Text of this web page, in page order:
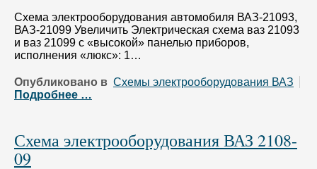
Схема электрооборудования автомобиля ВАЗ-21093,
ВАЗ-21099 Увеличить Электрическая схема ваз 21093
и ваз 21099 с «высокой» панелью приборов,
исполнения «люкс»: 1…
Опубликовано в Схемы электрооборудования ВАЗ
Подробнее …
Схема электрооборудования ВАЗ 2108-
09